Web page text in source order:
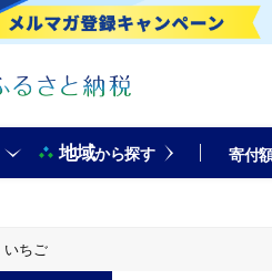
地域から探す 寄付
いちご